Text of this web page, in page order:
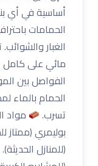
أساسية في أي
الحمامات
الغبار
مائي على كامل
الفواصل بين
تسرب.
مواد
بوليمري
(للمنازل